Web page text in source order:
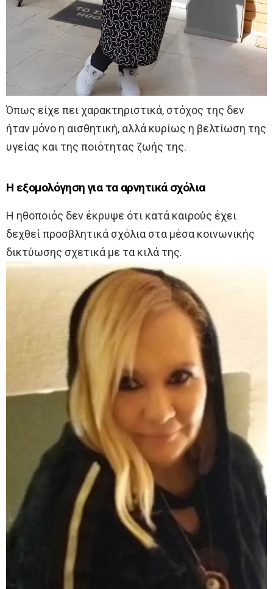
Όπως είχε πει χαρακτηριστικά, στόχος της δεν
ήταν μόνο η αισθητική, αλλά κυρίως η βελτίωση της
υγείας και της ποιότητας ζωής της.
Η εξομολόγηση για τα αρνητικά σχόλια
Η ηθοποιός δεν έκρυψε ότι κατά καιρούς έχει
δεχθεί προσβλητικά σχόλια στα μέσα κοινωνικής
δικτύωσης σχετικά με τα κιλά της.